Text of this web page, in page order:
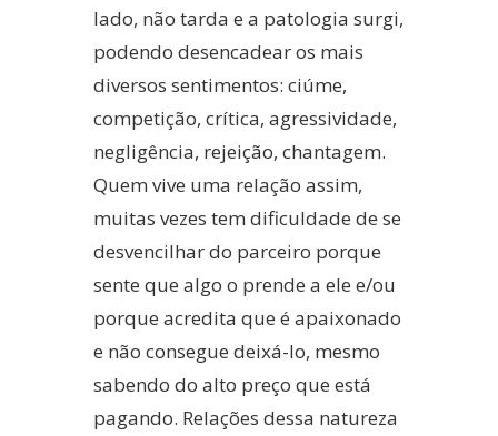
lado, não tarda e a patologia surgi,
podendo desencadear os mais
diversos sentimentos: ciúme,
competição, crítica, agressividade,
negligência, rejeição, chantagem.
Quem vive uma relação assim,
muitas vezes tem dificuldade de se
desvencilhar do parceiro porque
sente que algo o prende a ele e/ou
porque acredita que é apaixonado
e não consegue deixá-lo, mesmo
sabendo do alto preço que está
pagando. Relações dessa natureza